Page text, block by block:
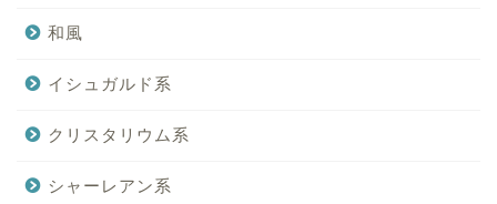
和風
イシュガルド系
クリスタリウム系
シャーレアン系